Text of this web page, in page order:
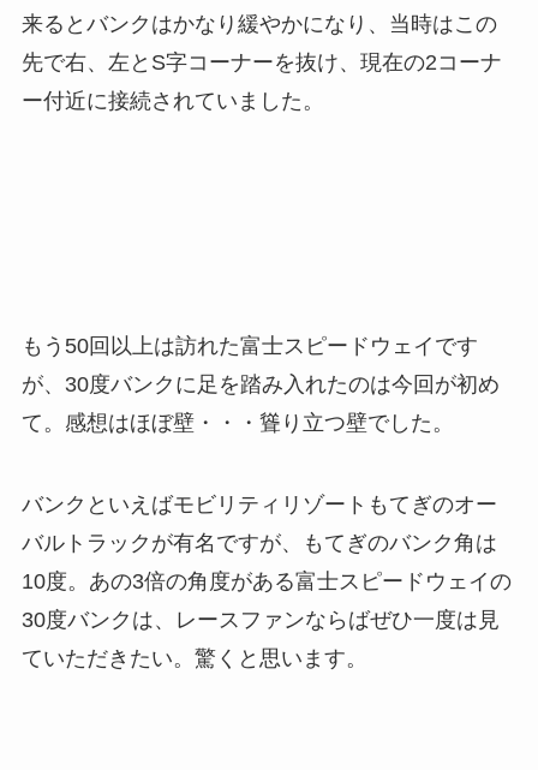
来るとバンクはかなり緩やかになり、当時はこの
先で右、左とS字コーナーを抜け、現在の2コーナ
ー付近に接続されていました。
もう50回以上は訪れた富士スピードウェイです
が、30度バンクに足を踏み入れたのは今回が初め
て。感想はほぼ壁・・・聳り立つ壁でした。
バンクといえばモビリティリゾートもてぎのオー
バルトラックが有名ですが、もてぎのバンク角は
10度。あの3倍の角度がある富士スピードウェイの
30度バンクは、レースファンならばぜひ一度は見
ていただきたい。驚くと思います。